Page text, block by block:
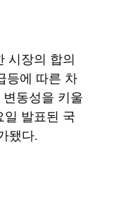
시장의 합의
등에 따른 차
동성을 키울
일 발표된 국
됐다.